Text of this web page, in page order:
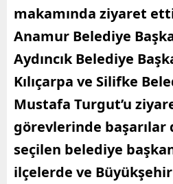
makamında ziyaret
Anamur Belediye
Aydıncık Belediye
Kılıçarpa ve Silifke
Mustafa Turgut’u
görevlerinde başarılar
seçilen belediye
ilçelerde ve